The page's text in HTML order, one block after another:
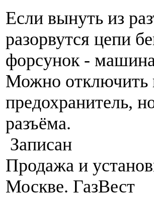
Если вынуть из
разорвутся цепи
форсунок - машина
Можно отключить
предохранитель,
разъёма.
Записан
Продажа и
Москве. ГазВест